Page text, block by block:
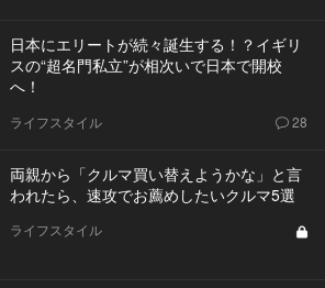
日本にエリートが続々誕生する！？イギリ
スの“超名門私立”が相次いで日本で開校
へ！
ライフスタイル 28
両親から「クルマ買い替えようかな」と言
われたら、速攻でお薦めしたいクルマ5選
ライフスタイル